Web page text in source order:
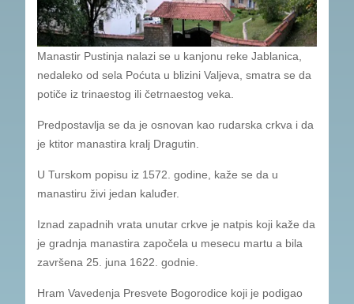
Manastir Pustinja nalazi se u kanjonu reke Jablanica,
nedaleko od sela Poćuta u blizini Valjeva, smatra se da
potiče iz trinaestog ili četrnaestog veka.
Predpostavlja se da je osnovan kao rudarska crkva i da
je ktitor manastira kralj Dragutin.
U Turskom popisu iz 1572. godine, kaže se da u
manastiru živi jedan kaluđer.
Iznad zapadnih vrata unutar crkve je natpis koji kaže da
je gradnja manastira započela u mesecu martu a bila
završena 25. juna 1622. godnie.
Hram Vavedenja Presvete Bogorodice koji je podigao